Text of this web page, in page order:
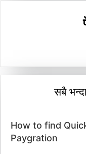
सबै
How to find
Paygration